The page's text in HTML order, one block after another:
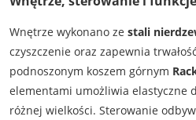
Wnętrze wykonano ze stali
czyszczenie oraz zapewnia
podnoszonym koszem górnym
elementami umożliwia elastyczne
różnej wielkości. Sterowanie